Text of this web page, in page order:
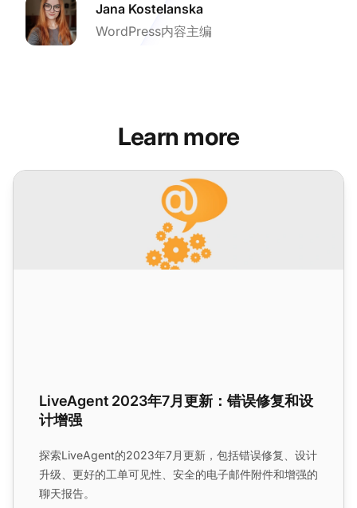
Jana Kostelanska
WordPress内容主编
Learn more
LiveAgent 2023年7月更新：错误修复和设计增强
LiveAgent 2023年7月更新：错误修复和设
计增强
探索LiveAgent的2023年7月更新，包括错误修复、设计
升级、更好的工单可见性、安全的电子邮件附件和增强的
聊天报告。